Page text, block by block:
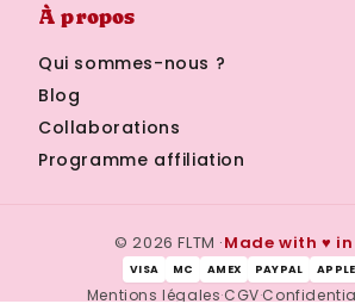
À propos
Qui sommes-nous ?
Blog
Collaborations
Programme affiliation
© 2026 FLTM ·Made with ♥
VISA MC AMEX PAYPAL APPLE
Mentions légales·CGV·